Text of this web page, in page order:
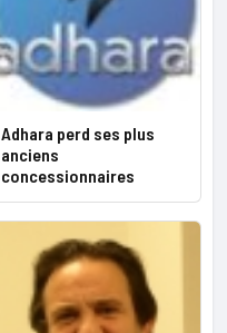
Adhara perd ses plus
anciens
concessionnaires